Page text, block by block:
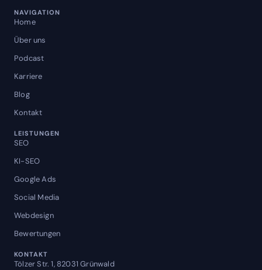
NAVIGATION
Home
Über uns
Podcast
Karriere
Blog
Kontakt
LEISTUNGEN
SEO
KI-SEO
Google Ads
Social Media
Webdesign
Bewertungen
KONTAKT
Tölzer Str. 1, 82031 Grünwald